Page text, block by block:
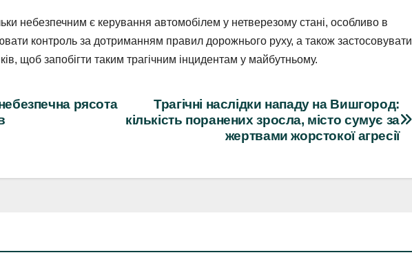
небезпечним є керування автомобілем у нетверезому стані, особливо в
контроль за дотриманням правил дорожнього руху, а також застосовувати
щоб запобігти таким трагічним інцидентам у майбутньому.
Трагічні наслідки нападу на Вишгород:
кількість поранених зросла, місто сумує за
жертвами жорстокої агресії
рясота